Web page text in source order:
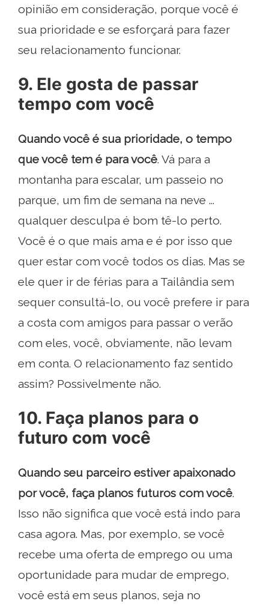
opinião em consideração, porque você é
sua prioridade e se esforçará para fazer
seu relacionamento funcionar.
9. Ele gosta de passar
tempo com você
Quando você é sua prioridade, o tempo
que você tem é para você. Vá para a
montanha para escalar, um passeio no
parque, um fim de semana na neve ...
qualquer desculpa é bom tê-lo perto.
Você é o que mais ama e é por isso que
quer estar com você todos os dias. Mas se
ele quer ir de férias para a Tailândia sem
sequer consultá-lo, ou você prefere ir para
a costa com amigos para passar o verão
com eles, você, obviamente, não levam
em conta. O relacionamento faz sentido
assim? Possivelmente não.
10. Faça planos para o
futuro com você
Quando seu parceiro estiver apaixonado
por você, faça planos futuros com você.
Isso não significa que você está indo para
casa agora. Mas, por exemplo, se você
recebe uma oferta de emprego ou uma
oportunidade para mudar de emprego,
você está em seus planos, seja no